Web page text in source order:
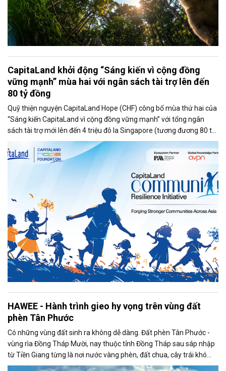
CapitaLand khởi động “Sáng kiến vì cộng đồng
vững mạnh” mùa hai với ngân sách tài trợ lên đến
80 tỷ đồng
Quỹ thiện nguyện CapitaLand Hope (CHF) công bố mùa thứ hai của
“Sáng kiến CapitaLand vì cộng đồng vững mạnh” với tổng ngân
sách tài trợ mới lên đến 4 triệu đô la Singapore (tương đương 80 tỷ
đồng, nhằm hỗ trợ nâng cao năng lực cho trẻ em và thanh thiếu
niên.
HAWEE - Hành trình gieo hy vọng trên vùng đất
phèn Tân Phước
Có những vùng đất sinh ra không dễ dàng. Đất phèn Tân Phước -
vùng rìa Đồng Tháp Mười, nay thuộc tỉnh Đồng Tháp sau sáp nhập
từ Tiền Giang từng là nơi nước vàng phèn, đất chua, cây trái khó
bén rễ. Nhưng cũng chính trên vùng đất tưởng như khắc nghiệt ấy,